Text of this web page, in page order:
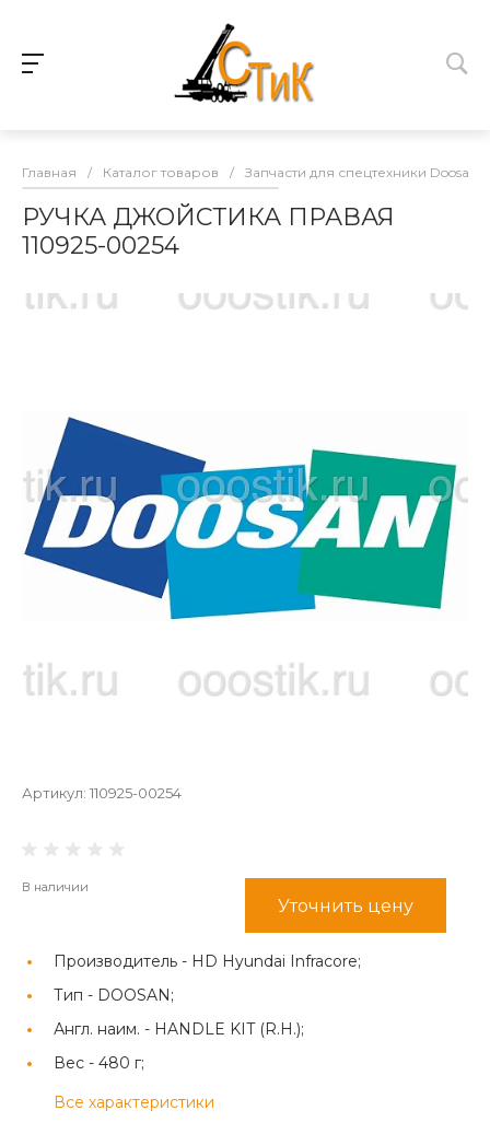
Главная / Каталог товаров / Запчасти для спецтехники Doosan
РУЧКА ДЖОЙСТИКА ПРАВАЯ
110925-00254
Артикул: 110925-00254
В наличии
Уточнить цену
Производитель - HD Hyundai Infracore;
Тип - DOOSAN;
Англ. наим. - HANDLE KIT (R.H.);
Вес - 480 г;
Все характеристики